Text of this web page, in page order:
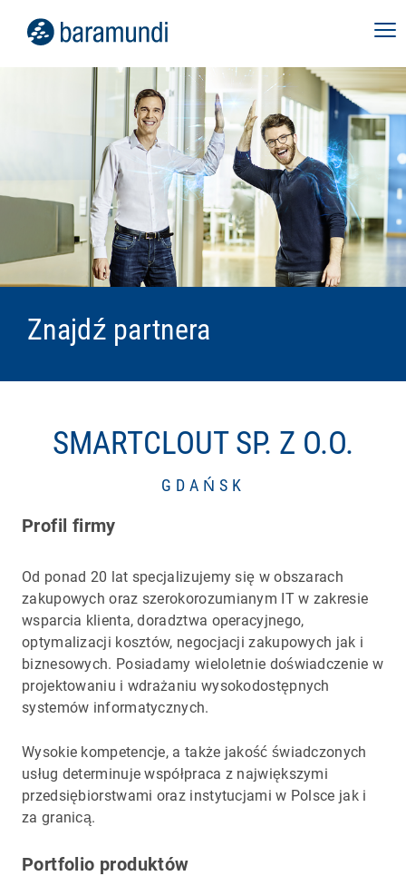
Znajdź partnera
SMARTCLOUT SP. Z O.O.
GDAŃSK
Profil firmy
Od ponad 20 lat specjalizujemy się w obszarach
zakupowych oraz szerokorozumianym IT w zakresie
wsparcia klienta, doradztwa operacyjnego,
optymalizacji kosztów, negocjacji zakupowych jak i
biznesowych. Posiadamy wieloletnie doświadczenie w
projektowaniu i wdrażaniu wysokodostępnych
systemów informatycznych.
Wysokie kompetencje, a także jakość świadczonych
usług determinuje współpraca z największymi
przedsiębiorstwami oraz instytucjami w Polsce jak i
za granicą.
Portfolio produktów